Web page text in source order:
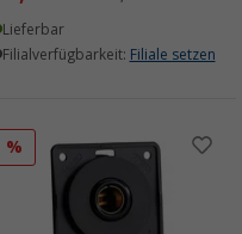
Lieferbar
Filialverfügbarkeit: Filiale setzen
%